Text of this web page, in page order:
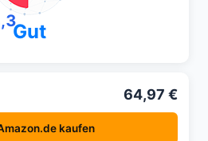
Gut
64,97 €
kaufen